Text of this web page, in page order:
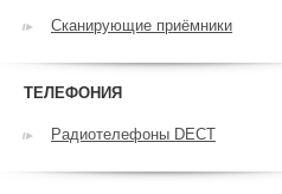
Сканирующие приёмники
ТЕЛЕФОНИЯ
Радиотелефоны DECT